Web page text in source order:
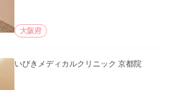
大阪府
いびきメディカルクリニック 京都院